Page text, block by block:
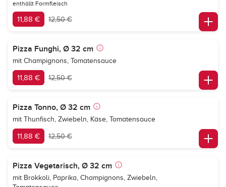
enthällt Formfleisch
11,88 € 12,50 €
Pizza Funghi, Ø 32 cm
mit Champignons, Tomatensauce
11,88 € 12,50 €
Pizza Tonno, Ø 32 cm
mit Thunfisch, Zwiebeln, Käse, Tomatensauce
11,88 € 12,50 €
Pizza Vegetarisch, Ø 32 cm
mit Brokkoli, Paprika, Champignons, Zwiebeln,